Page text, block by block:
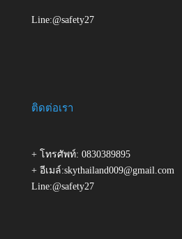
Line:@safety27
ติดต่อเรา
+ โทรศัพท์: 0830389895
+ อีเมล์:skythailand009@gmail.com
Line:@safety27